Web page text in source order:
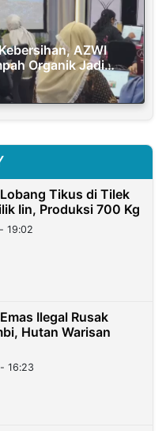
AZWI
Organik Jadi
Tikus di Tilek
Iin, Produksi 700 Kg
19:02
Ilegal Rusak
Hutan Warisan
16:23